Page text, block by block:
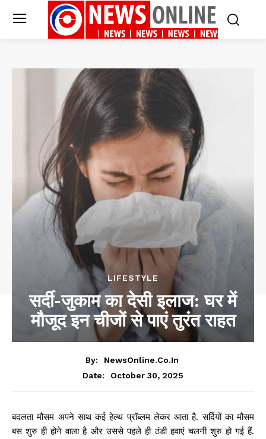
LIFESTYLE
सर्दी-जुकाम का देसी इलाज: घर में
मौजूद इन चीजों से पाएं तुरंत राहत
By:
NewsOnline.co.in
Date:
October 30, 2025
बदलता मौसम अपने साथ कई हेल्थ प्रॉब्लम लेकर आता है. सर्दियों का मौसम
बस शुरु ही होने वाला है और उससे पहले ही ठंडी हवाएं चलनी शुरु हो गई हैं.